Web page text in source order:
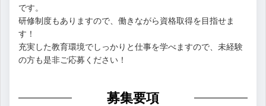
です。
研修制度もありますので、働きながら資格取得を目指せま
す！
充実した教育環境でしっかりと仕事を学べますので、未経験
の方も是非ご応募ください！
募集要項